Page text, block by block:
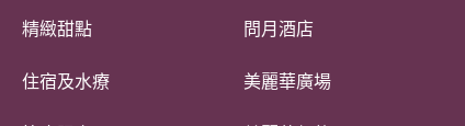
精緻甜點
住宿及水療
問月酒店
美麗華廣場